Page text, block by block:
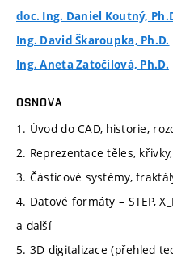
doc. Ing. Daniel Koutný,
Ing. David Škaroupka, Ph.D.
Ing. Aneta Zatočilová, Ph.D.
OSNOVA
1. Úvod do CAD, historie,
2. Reprezentace těles,
3. Částicové systémy,
4. Datové formáty – STEP,
a další
5. 3D digitalizace (přehled